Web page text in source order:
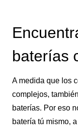
baterías
A medida que los
complejos,
baterías. Por eso
batería tú mismo,